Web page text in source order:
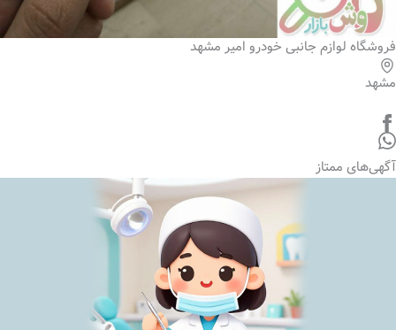
فروشگاه لوازم جانبی خودرو امیر مشهد
مشهد
آگهی‌های ممتاز